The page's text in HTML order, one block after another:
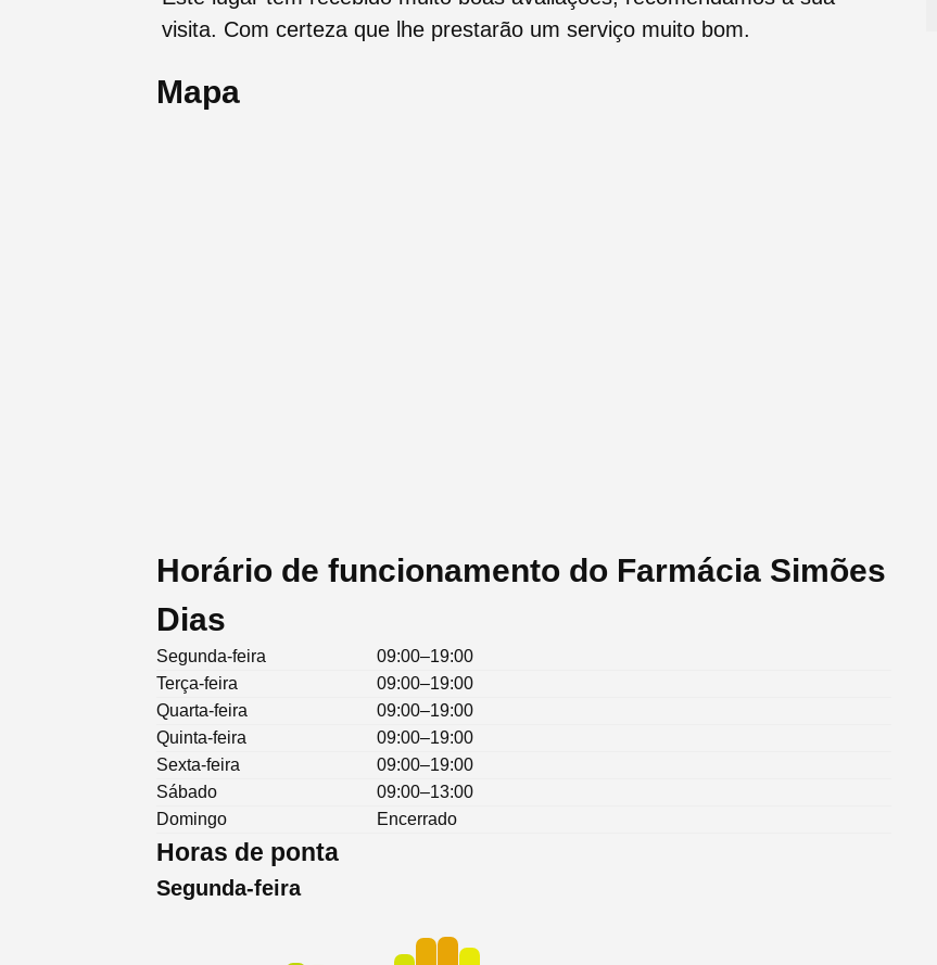
visita. Com certeza que lhe prestarão um serviço muito bom.
Mapa
Horário de funcionamento do Farmácia Simões
Dias
Segunda-feira
09:00–19:00
Terça-feira
09:00–19:00
Quarta-feira
09:00–19:00
Quinta-feira
09:00–19:00
Sexta-feira
09:00–19:00
Sábado
09:00–13:00
Domingo
Encerrado
Horas de ponta
Segunda-feira